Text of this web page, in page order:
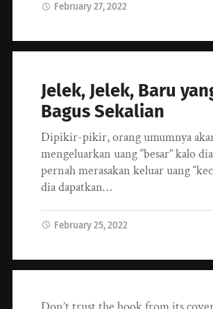
February 27, 2022
Jelek, Jelek, Baru
Bagus Sekalian
Dipikir-pikir, orang umumnya
mengeluarkan uang “besar” kalo
pernah merasakan keluar uang
dia dapatkan…
February 25, 2022